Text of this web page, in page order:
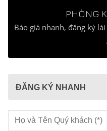
PHÒNG
Báo giá nhanh, đăng ký
ĐĂNG KÝ NHANH